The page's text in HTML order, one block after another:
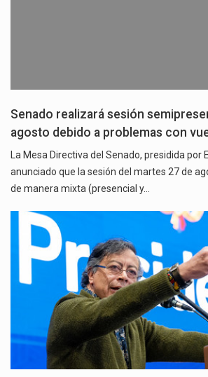
Senado realizará sesión
agosto debido a problemas con
La Mesa Directiva del Senado, presidida por
anunciado que la sesión del martes 27 de
de manera mixta (presencial y…